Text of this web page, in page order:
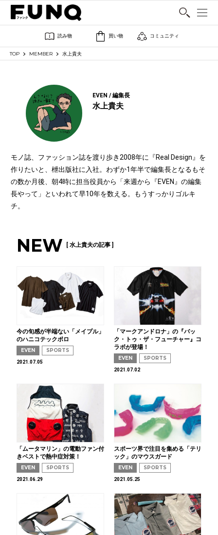
SHARE
読み物 買い物 コミュニティ
TOP MEMBER 水上貴夫
EVEN / 編集長
水上貴夫
モノ誌、ファッション誌を渡り歩き2008年に『Real Design』を
作りたいと、枻出版社に入社。わずか1年半で編集長となるもそ
の数か月後、朝4時に担当役員から「来週から『EVEN』の編集
長やって」といわれて早10年を数える。もうすっかりゴルキ
チ。
NEW [ 水上貴夫の記事 ]
今の旬感が半端ない「メイプル」
のハニコテックポロ
EVEN SPORTS
2021.07.05
「マークアンドロナ」の『バッ
ク・トゥ・ザ・フューチャー』コ
ラボが登場！
EVEN SPORTS
2021.07.02
「ムータマリン」の電動ファン付
きベストで熱中症対策！
EVEN SPORTS
2021.06.29
スポーツ界で注目を集める「テリ
ック」のマウスガード
EVEN SPORTS
2021.05.25